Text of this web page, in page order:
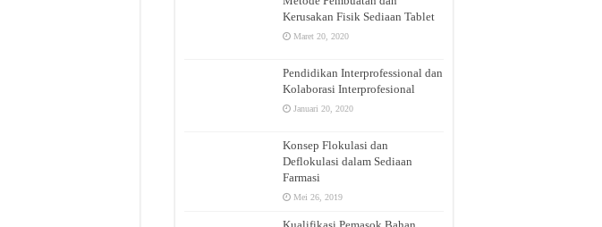
Eceran pada Salah Satu Gudang Pedagang Besar Farmasi (PBF) di Jakarta Pusat
Kerusakan Fisik Sediaan Tablet
Maret 20, 2020
Pendidikan Interprofessional dan
Kolaborasi Interprofesional
Januari 20, 2020
Konsep Flokulasi dan
Deflokulasi dalam Sediaan
Farmasi
Mei 26, 2019